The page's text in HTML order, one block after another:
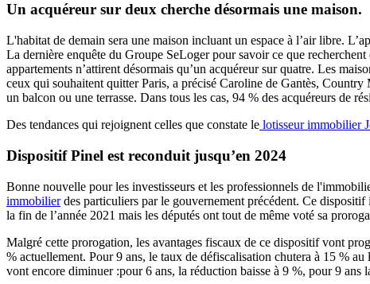
Un acquéreur sur deux cherche désormais une maison.
L'habitat de demain sera une maison incluant un espace à l’air libre.
La dernière enquête du Groupe SeLoger pour savoir ce que
appartements n’attirent désormais qu’un acquéreur sur quatre. Les
ceux qui souhaitent quitter Paris, a précisé Caroline de Gantès,
un balcon ou une terrasse. Dans tous les cas, 94 % des acquéreurs de
Des tendances qui rejoignent celles que constate le lotisseur immobilier
Dispositif Pinel est reconduit jusqu’en 2024
Bonne nouvelle pour les investisseurs et les professionnels de
immobilierdes particuliers par le gouvernement précédent. Ce
la fin de l’année 2021 mais les députés ont tout de même voté sa
Malgré cette prorogation, les avantages fiscaux de ce dispositif vont
% actuellement. Pour 9 ans, le taux de défiscalisation chutera à 15 %
vont encore diminuer :pour 6 ans, la réduction baisse à 9 %, pour 9 ans